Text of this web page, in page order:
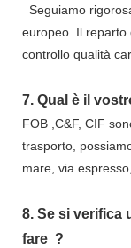
Seguiamo
europeo. Il reparto
controllo qualità
7. Qual è il
FOB ,C&F, CIF
trasporto,
mare, via
8. Se si verifica
fare ?